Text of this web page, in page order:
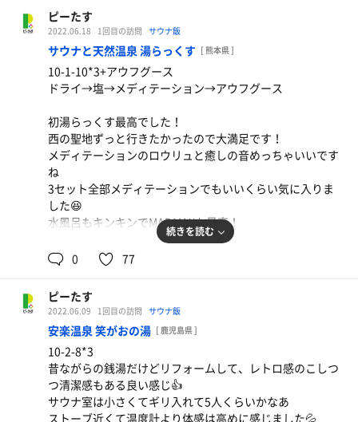
ピーたす
2022.06.18 1回目の訪問 サウナ飯
サウナと天然温泉 湯らっくす [ 熊本県 ]
10-1-10*3+アウフグース
ドライ→塩→メディテーション→アウフグース
初湯らっくす最高でした！
西の聖地ずっと行きたかったので大満足です！
メディテーションのロウリュと癒しの音めっちゃいいです
ね
3セット全部メディテーションでもいいくらい気に入りま
した😆
水風呂もキンキンでMADMAXも最高！
3セット後のアウフグースは初心者にはアチアチでした🥵
湯らっくす絶対また来ます！
続きを読む
0 77
ピーたす
2022.06.09 1回目の訪問 サウナ飯
安楽温泉 笑がおの湯 [ 鹿児島県 ]
10-2-8*3
昔ながらの銭湯だけどリフォームして、レトロ感のこしつ
つ清潔感もある良い感じ👍
サウナ室は小さくてギリ入れて5人くらいかなあ
ストーブ近くて温度計より体感は高めに感じました💦